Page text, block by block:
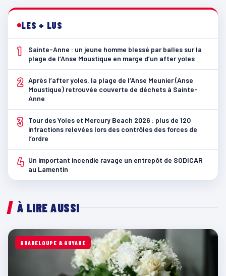
LES + LUS
1
Sainte-Anne : un jeune homme blessé par balles sur la
plage de l’Anse Moustique en marge d’un after yoles
2 Après l’after yoles, la plage de l’Anse Meunier (Anse
Moustique) retrouvée couverte de déchets à Sainte-
Anne
3
Tour des Yoles et Mercury Beach 2026 : plus de 120
infractions relevées lors des contrôles des forces de
l’ordre
4 Un important incendie ravage un entrepôt de SODICAR
au Lamentin
À LIRE AUSSI
GUADELOUPE & GUYANE